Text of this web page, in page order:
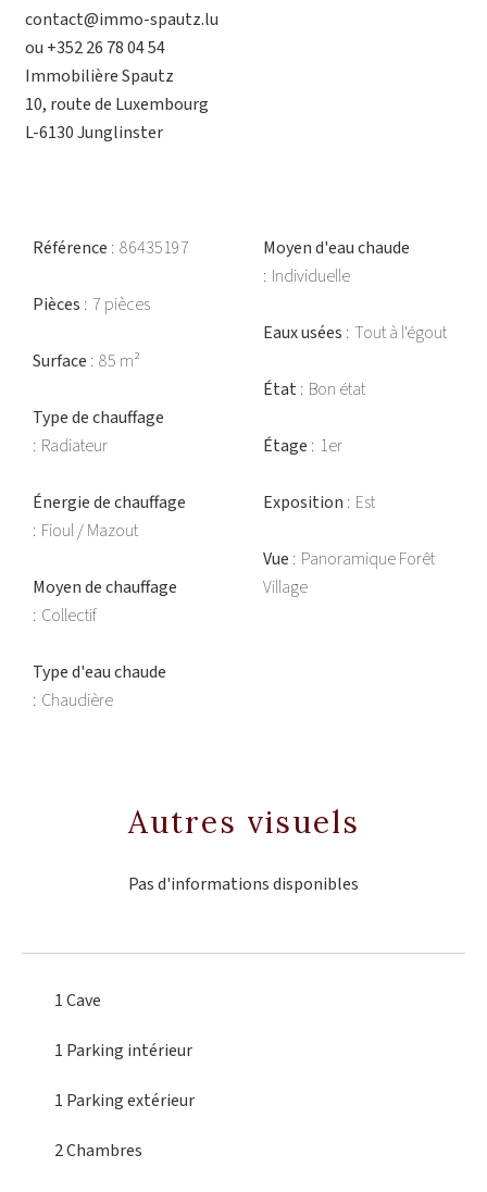
contact@immo-spautz.lu
ou +352 26 78 04 54
Immobilière Spautz
10, route de Luxembourg
L-6130 Junglinster
Référence 86435197
Pièces 7 pièces
Surface 85 m²
Type de chauffage
Radiateur
Énergie de chauffage
Fioul / Mazout
Moyen de chauffage
Collectif
Type d'eau chaude
Chaudière
Moyen d'eau chaude
Individuelle
Eaux usées Tout à l'égout
État Bon état
Étage 1er
Exposition Est
Vue Panoramique Forêt
Village
Autres visuels
Pas d'informations disponibles
1 Cave
1 Parking intérieur
1 Parking extérieur
2 Chambres